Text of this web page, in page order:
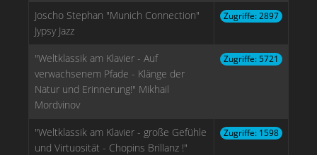
Joscho Stephan "Munich Connection"
Jypsy Jazz
Zugriffe: 2897
"Weltklassik am Klavier - Auf
verwachsenem Pfade - Klänge der
Natur und Erinnerung!" Mikhail
Mordvinov
Zugriffe: 5721
"Weltklassik am Klavier - große Gefühle
und Virtuosität - Chopins Brillanz !"
Zugriffe: 1598